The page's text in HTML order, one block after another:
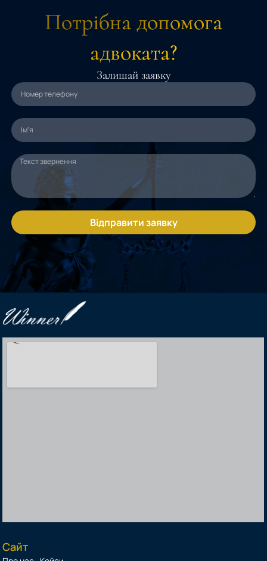
Потрібна допомога
адвоката?
Залишай заявку
Відправити заявку
Сайт